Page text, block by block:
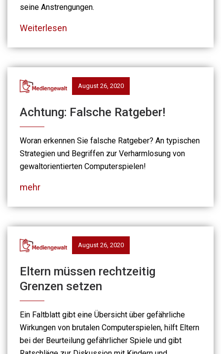
seine Anstrengungen.
Weiterlesen
August 26, 2020
Achtung: Falsche Ratgeber!
Woran erkennen Sie falsche Ratgeber? An typischen
Strategien und Begriffen zur Verharmlosung von
gewaltorientierten Computerspielen!
mehr
August 26, 2020
Eltern müssen rechtzeitig
Grenzen setzen
Ein Faltblatt gibt eine Übersicht über gefährliche
Wirkungen von brutalen Computerspielen, hilft Eltern
bei der Beurteilung gefährlicher Spiele und gibt